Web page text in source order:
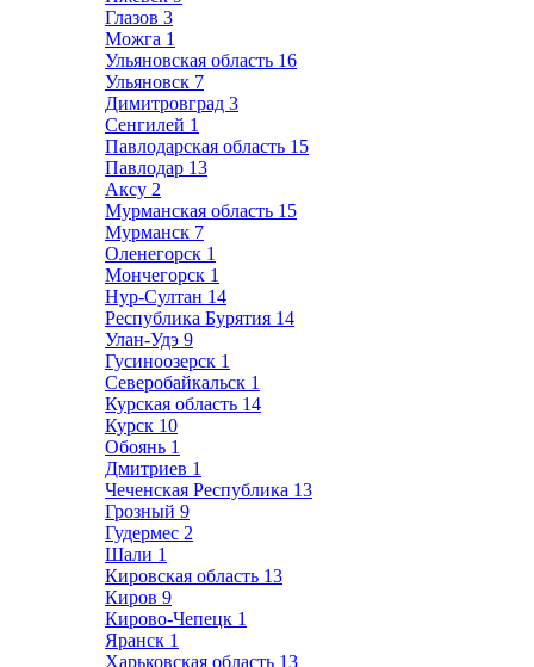
Глазов 3
Можга 1
Ульяновская область 16
Ульяновск 7
Димитровград 3
Сенгилей 1
Павлодарская область 15
Павлодар 13
Аксу 2
Мурманская область 15
Мурманск 7
Оленегорск 1
Мончегорск 1
Нур-Султан 14
Республика Бурятия 14
Улан-Удэ 9
Гусиноозерск 1
Северобайкальск 1
Курская область 14
Курск 10
Обоянь 1
Дмитриев 1
Чеченская Республика 13
Грозный 9
Гудермес 2
Шали 1
Кировская область 13
Киров 9
Кирово-Чепецк 1
Яранск 1
Харьковская область 13